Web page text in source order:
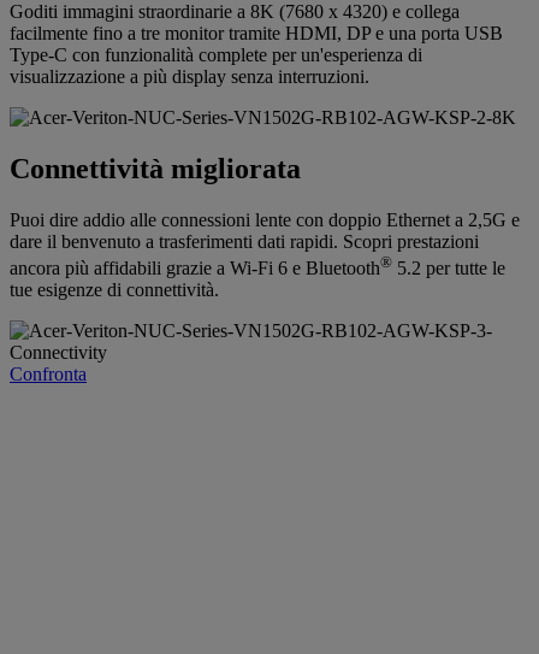
Goditi immagini straordinarie a 8K (7680 x 4320) e collega
facilmente fino a tre monitor tramite HDMI, DP e una porta USB
Type-C con funzionalità complete per un'esperienza di
visualizzazione a più display senza interruzioni.
Connettività migliorata
Puoi dire addio alle connessioni lente con doppio Ethernet a 2,5G e
dare il benvenuto a trasferimenti dati rapidi. Scopri prestazioni
ancora più affidabili grazie a Wi-Fi 6 e Bluetooth® 5.2 per tutte le
tue esigenze di connettività.
Confronta